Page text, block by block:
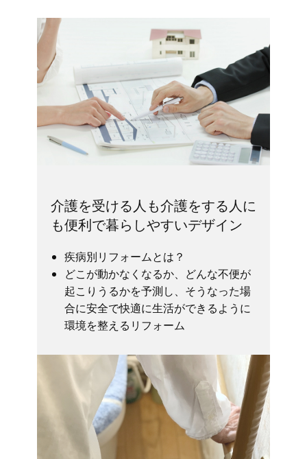
介護を受ける人も介護をする人に
も便利で暮らしやすいデザイン
疾病別リフォームとは？
どこが動かなくなるか、どんな不便が
起こりうるかを予測し、そうなった場
合に安全で快適に生活ができるように
環境を整えるリフォーム